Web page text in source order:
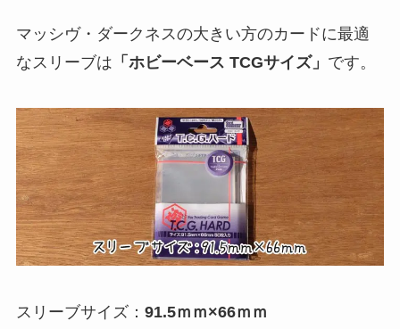
マッシヴ・ダークネスの大きい方のカードに最適
なスリーブは 「ホビーベース TCGサイズ」 です。
スリーブサイズ： 91.5ｍｍ×66ｍｍ